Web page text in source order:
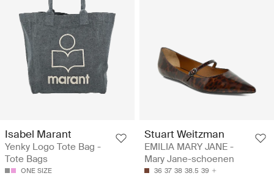
Isabel Marant
Yenky Logo Tote Bag -
Tote Bags
ONE SIZE
Stuart Weitzman
EMILIA MARY JANE -
Mary Jane-schoenen
36 37 38 38.5 39